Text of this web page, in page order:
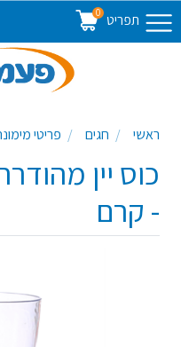
תפריט 0
ראשי חגים פריטי
- קרם